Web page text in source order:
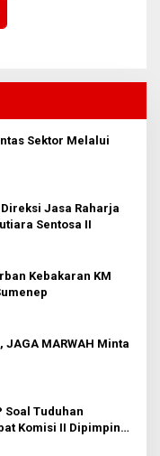
Sektor Melalui
Jasa Raharja
Sentosa II
Kebakaran KM
MARWAH Minta
Soal Tuduhan
Komisi II Dipimpin